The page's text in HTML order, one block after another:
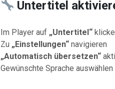
Untertitel
Im Player auf „Untertitel“
Zu „Einstellungen“navigieren
„Automatisch übersetzen“
Gewünschte Sprache auswählen